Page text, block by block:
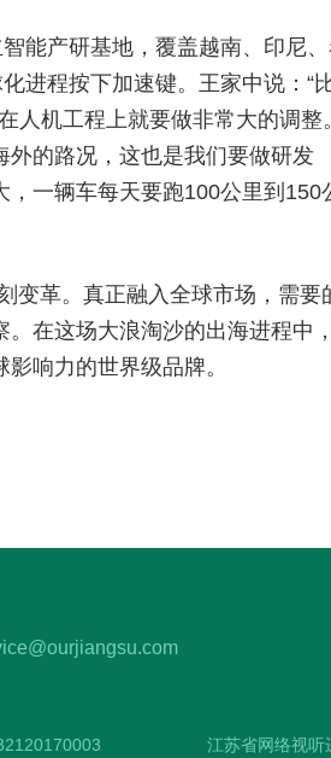
能产研基地，覆盖越南、印尼
进程按下加速键。王家中说：“
机工程上就要做非常大的调整。
的路况，这也是我们要做研发
一辆车每天要跑100公里到150
变革。真正融入全球市场，需要
在这场大浪淘沙的出海进程中，
响力的世界级品牌。
江苏省网络视听